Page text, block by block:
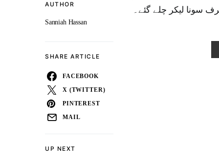
UP NEXT
AUTHOR
Sanniah Hassan
SHARE ARTICLE
FACEBOOK
X (TWITTER)
PINTEREST
MAIL
سونا لیکر چلے گئے۔